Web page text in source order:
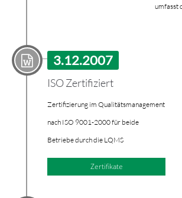
umfasst
3.12.2007
ISO Zertifiziert
Zertifizierung im Qualitätsmanagement
nach ISO 9001-2000 für beide
Betriebe durch die LQMS
Zertifikate